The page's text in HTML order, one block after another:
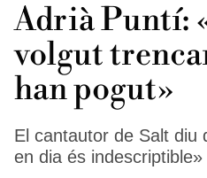
Adrià Puntí:
volgut
han pogut»
El cantautor de Salt diu
en dia és indescriptible»